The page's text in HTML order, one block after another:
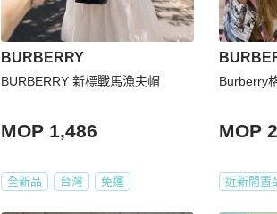
BURBERRY
BURBERRY 新標戰馬漁夫帽
MOP 1,486
全新品 台灣 免運
Burberry
MOP
近新閒置